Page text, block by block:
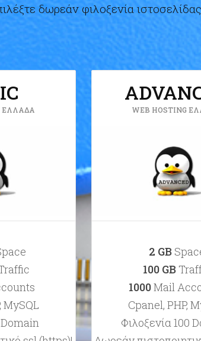
δωρεάν φιλοξενία
ΕΛΛΆΔΑ
MySQL
Domain
WEB HOSTING
2 GB
100 GB
1000Mail
Cpanel, PHP,
Φιλοξενία 100